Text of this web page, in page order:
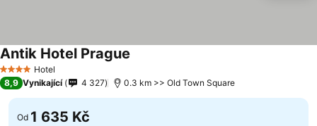
4 Počet hvězdiček
Hotel
Antik Hotel Prague
8,9 Vynikající 4 327 0.3 km >> Old Town Square
Od 1 635 Kč